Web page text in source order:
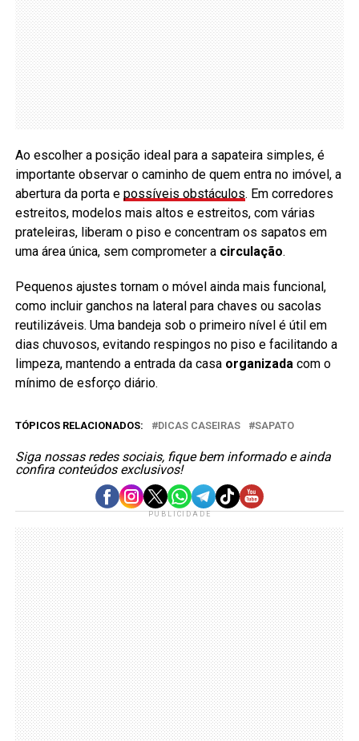
Ao escolher a posição ideal para a sapateira simples, é
importante observar o caminho de quem entra no imóvel, a
abertura da porta e possíveis obstáculos. Em corredores
estreitos, modelos mais altos e estreitos, com várias
prateleiras, liberam o piso e concentram os sapatos em
uma área única, sem comprometer a circulação.
Pequenos ajustes tornam o móvel ainda mais funcional,
como incluir ganchos na lateral para chaves ou sacolas
reutilizáveis. Uma bandeja sob o primeiro nível é útil em
dias chuvosos, evitando respingos no piso e facilitando a
limpeza, mantendo a entrada da casa organizada com o
mínimo de esforço diário.
TÓPICOS RELACIONADOS: DICAS CASEIRAS SAPATO
Siga nossas redes sociais, fique bem informado e ainda
confira conteúdos exclusivos!
PUBLICIDADE